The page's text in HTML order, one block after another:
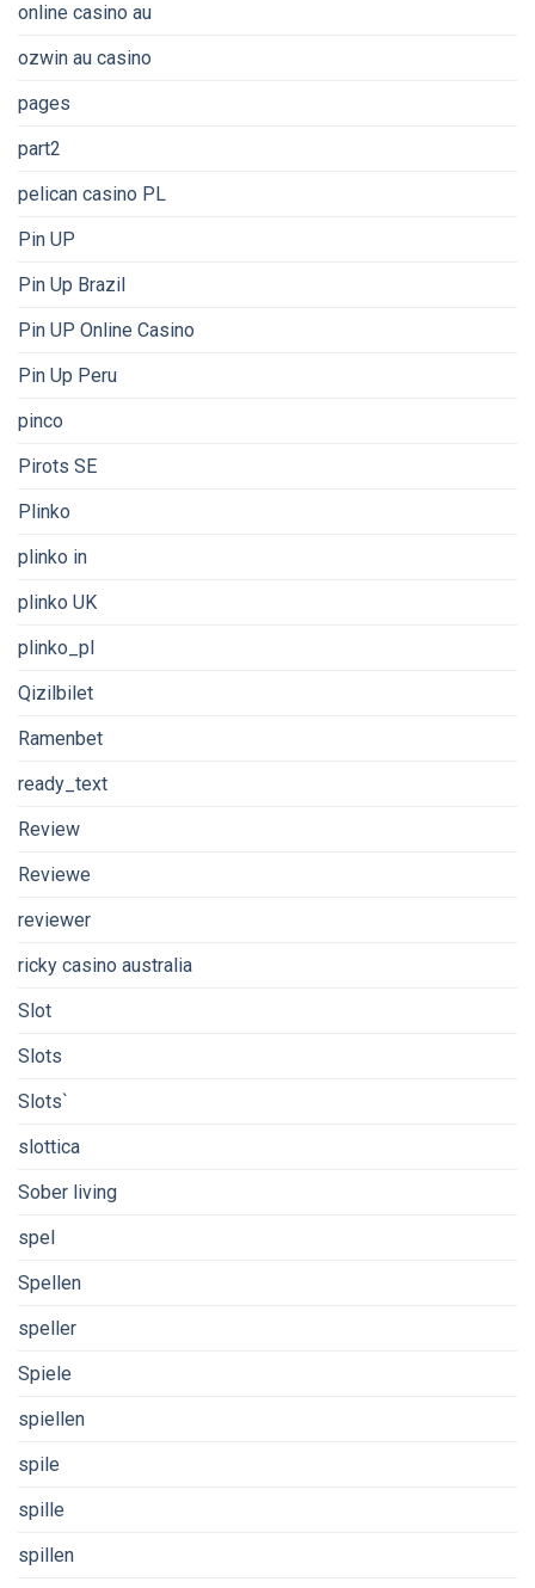
online casino au
ozwin au casino
pages
part2
pelican casino PL
Pin UP
Pin Up Brazil
Pin UP Online Casino
Pin Up Peru
pinco
Pirots SE
Plinko
plinko in
plinko UK
plinko_pl
Qizilbilet
Ramenbet
ready_text
Review
Reviewe
reviewer
ricky casino australia
Slot
Slots
Slots`
slottica
Sober living
spel
Spellen
speller
Spiele
spiellen
spile
spille
spillen